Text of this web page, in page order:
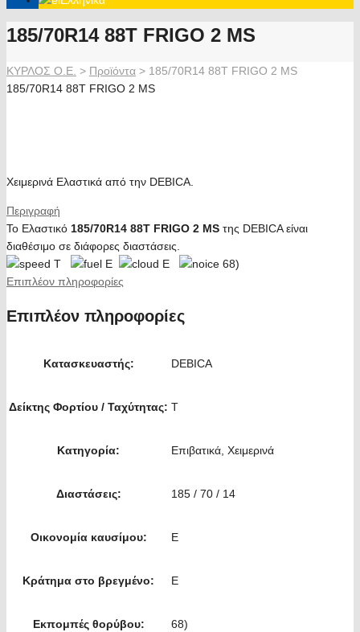
185/70R14 88T FRIGO 2 MS
ΚΥΡΛΟΣ Ο.Ε. > Προϊόντα > 185/70R14 88T FRIGO 2 MS
185/70R14 88T FRIGO 2 MS
Χειμερινά Ελαστικά από την DEBICA.
Περιγραφή
Το Ελαστικό 185/70R14 88T FRIGO 2 MS της DEBICA είναι
διαθέσιμο σε διάφορες διαστάσεις.
T
E E
68)
Επιπλέον πληροφορίες
Επιπλέον πληροφορίες
Κατασκευαστής: DEBICA
Δείκτης Φορτίου / Ταχύτητας: T
Κατηγορία: Επιβατικά, Χειμερινά
Διαστάσεις: 185 / 70 / 14
Οικονομία καυσίμου: E
Κράτημα στο βρεγμένο: E
Εκπομπές θορύβου: 68)